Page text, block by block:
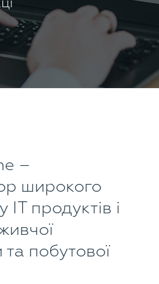
–
широкого
IT продуктів і
та побутової